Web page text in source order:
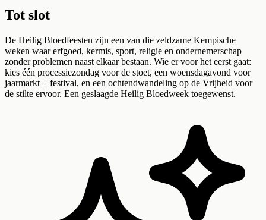
Tot slot
De Heilig Bloedfeesten zijn een van die zeldzame Kempische
weken waar erfgoed, kermis, sport, religie en ondernemerschap
zonder problemen naast elkaar bestaan. Wie er voor het eerst gaat:
kies één processiezondag voor de stoet, een woensdagavond voor
jaarmarkt + festival, en een ochtendwandeling op de Vrijheid voor
de stilte ervoor. Een geslaagde Heilig Bloedweek toegewenst.